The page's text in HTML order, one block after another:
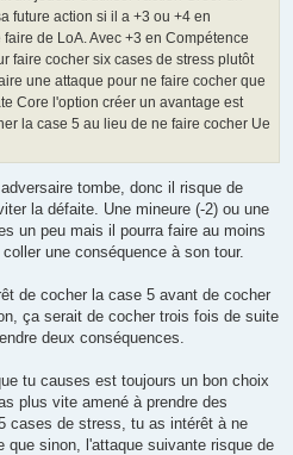
future action si il a +3 ou +4 en
de LoA. Avec +3 en Compétence
faire cocher six cases de stress plutôt
une attaque pour ne faire cocher que
Core l'option créer un avantage est
la case 5 au lieu de ne faire cocher Ue
tombe, donc il risque de
la défaite. Une mineure (-2) ou une
un peu mais il pourra faire au moins
une conséquence à son tour.
de cocher la case 5 avant de cocher
ça serait de cocher trois fois de suite
deux conséquences.
tu causes est toujours un bon choix
plus vite amené à prendre des
cases de stress, tu as intérêt à ne
que sinon, l'attaque suivante risque de